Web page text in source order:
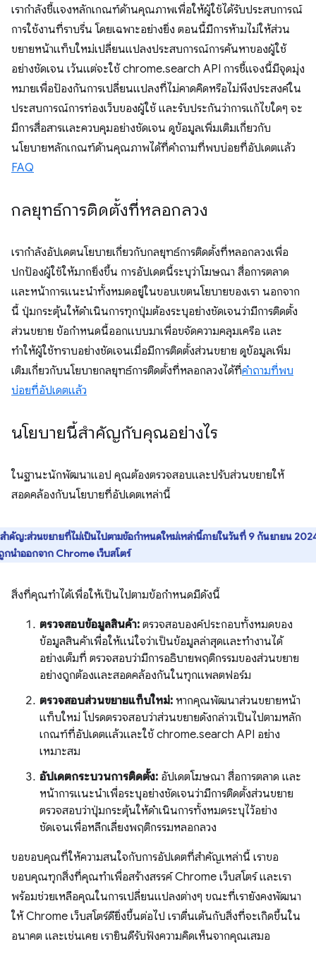
เรากำลังชี้แจงหลักเกณฑ์ด้านคุณภาพเพื่อให้ผู้ใช้ได้รับประสบการณ์
การใช้งานที่ราบรื่น โดยเฉพาะอย่างยิ่ง ตอนนี้มีการห้ามไม่ให้ส่วน
ขยายหน้าแท็บใหม่เปลี่ยนแปลงประสบการณ์การค้นหาของผู้ใช้
อย่างชัดเจน เว้นแต่จะใช้ chrome.search API การชี้แจงนี้มีจุดมุ่ง
หมายเพื่อป้องกันการเปลี่ยนแปลงที่ไม่คาดคิดหรือไม่พึงประสงค์ใน
ประสบการณ์การท่องเว็บของผู้ใช้ และรับประกันว่าการแก้ไขใดๆ จะ
มีการสื่อสารและควบคุมอย่างชัดเจน ดูข้อมูลเพิ่มเติมเกี่ยวกับ
นโยบายหลักเกณฑ์ด้านคุณภาพได้ที่คำถามที่พบบ่อยที่อัปเดตแล้ว
FAQ
กลยุทธ์การติดตั้งที่หลอกลวง
เรากำลังอัปเดตนโยบายเกี่ยวกับกลยุทธ์การติดตั้งที่หลอกลวงเพื่อ
ปกป้องผู้ใช้ให้มากยิ่งขึ้น การอัปเดตนี้ระบุว่าโฆษณา สื่อการตลาด
และหน้าการแนะนำทั้งหมดอยู่ในขอบเขตนโยบายของเรา นอกจาก
นี้ ปุ่มกระตุ้นให้ดำเนินการทุกปุ่มต้องระบุอย่างชัดเจนว่ามีการติดตั้ง
ส่วนขยาย ข้อกำหนดนี้ออกแบบมาเพื่อขจัดความคลุมเครือ และ
ทำให้ผู้ใช้ทราบอย่างชัดเจนเมื่อมีการติดตั้งส่วนขยาย ดูข้อมูลเพิ่ม
เติมเกี่ยวกับนโยบายกลยุทธ์การติดตั้งที่หลอกลวงได้ที่คำถามที่พบ
บ่อยที่อัปเดตแล้ว
นโยบายนี้สำคัญกับคุณอย่างไร
ในฐานะนักพัฒนาแอป คุณต้องตรวจสอบและปรับส่วนขยายให้
สอดคล้องกับนโยบายที่อัปเดตเหล่านี้
สำคัญ:ส่วนขยายที่ไม่เป็นไปตามข้อกำหนดใหม่เหล่านี้ภายในวันที่ 9 กันยายน
กนำออกจาก Chrome เว็บสโตร์
สิ่งที่คุณทำได้เพื่อให้เป็นไปตามข้อกำหนดมีดังนี้
ตรวจสอบข้อมูลสินค้า: ตรวจสอบองค์ประกอบทั้งหมดของ
ข้อมูลสินค้าเพื่อให้แน่ใจว่าเป็นข้อมูลล่าสุดและทำงานได้
อย่างเต็มที่ ตรวจสอบว่ามีการอธิบายพฤติกรรมของส่วนขยาย
อย่างถูกต้องและสอดคล้องกันในทุกแพลตฟอร์ม
ตรวจสอบส่วนขยายแท็บใหม่: หากคุณพัฒนาส่วนขยายหน้า
แท็บใหม่ โปรดตรวจสอบว่าส่วนขยายดังกล่าวเป็นไปตามหลัก
เกณฑ์ที่อัปเดตแล้วและใช้ chrome.search API อย่าง
เหมาะสม
อัปเดตกระบวนการติดตั้ง: อัปเดตโฆษณา สื่อการตลาด และ
หน้าการแนะนำเพื่อระบุอย่างชัดเจนว่ามีการติดตั้งส่วนขยาย
ตรวจสอบว่าปุ่มกระตุ้นให้ดำเนินการทั้งหมดระบุไว้อย่าง
ชัดเจนเพื่อหลีกเลี่ยงพฤติกรรมหลอกลวง
ขอขอบคุณที่ให้ความสนใจกับการอัปเดตที่สำคัญเหล่านี้ เราขอ
ขอบคุณทุกสิ่งที่คุณทำเพื่อสร้างสรรค์ Chrome เว็บสโตร์ และเรา
พร้อมช่วยเหลือคุณในการเปลี่ยนแปลงต่างๆ ขณะที่เรายังคงพัฒนา
ให้ Chrome เว็บสโตร์ดียิ่งขึ้นต่อไป เราตื่นเต้นกับสิ่งที่จะเกิดขึ้นใน
อนาคต และเช่นเคย เรายินดีรับฟังความคิดเห็นจากคุณเสมอ